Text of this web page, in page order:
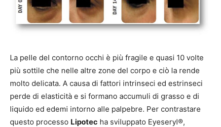
La pelle del contorno occhi è più fragile e quasi 10 volte
più sottile che nelle altre zone del corpo e ciò la rende
molto delicata. A causa di fattori intrinseci ed estrinseci
perde di elasticità e si formano accumuli di grasso e di
liquido ed edemi intorno alle palpebre. Per contrastare
questo processo Lipotec ha sviluppato Eyeseryl®,